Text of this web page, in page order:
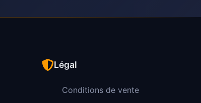
Légal
Conditions de vente